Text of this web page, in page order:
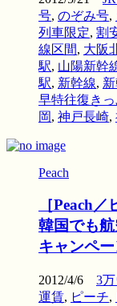
号, のぞみ号,
列車限定, 割
線区間, 大阪
駅, 山陽新幹
駅, 新幹線,
早特往復き
岡, 神戸長崎,
Peach
［Peach
韓国でも航
キャンペ
2012/4/6 3
運賃, ピーチ,